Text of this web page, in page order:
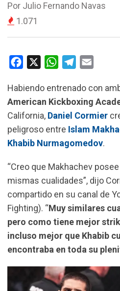
Por Julio Fernando Navas
1.071
c
e
b
o
o
W
a
t
s
A
p
l
e
g
r
a
a
l
Habiendo entrenado con
American Kickboxing
California, Daniel Cormier
peligroso entre Islam
Khabib Nurmagomedov.
“Creo que Makhachev
mismas cualidades”, dijo
compartido en su canal de
Fighting). “Muy similares
pero como tiene mejor
incluso mejor que Khabib
encontraba en toda su